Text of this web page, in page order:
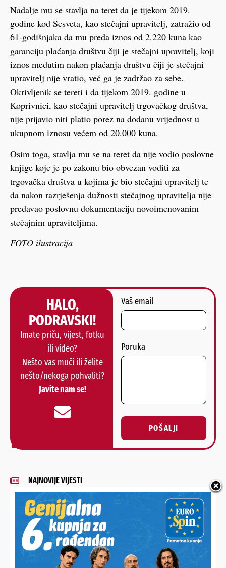
Nadalje mu se stavlja na teret da je tijekom 2019.
godine kod Sesveta, kao stečajni upravitelj, zatražio od
61-godišnjaka da mu preda iznos od 2.220 kuna kao
garanciju plaćanja društvu čiji je stečajni upravitelj, koji
iznos međutim nakon plaćanja društvu čiji je stečajni
upravitelj nije vratio, već ga je zadržao za sebe.
Okrivljenik se tereti i da tijekom 2019. godine u
Koprivnici, kao stečajni upravitelj trgovačkog društva,
nije prijavio niti platio porez na dodanu vrijednost u
ukupnom iznosu većem od 20.000 kuna.
Osim toga, stavlja mu se na teret da nije vodio poslovne
knjige koje je po zakonu bio obvezan voditi za
trgovačka društva u kojima je bio stečajni upravitelj te
da nakon razrješenja dužnosti stečajnog upravitelja nije
predavao poslovnu dokumentaciju novoimenovanim
stečajnim upraviteljima.
FOTO ilustracija
HALO,
PODRAVSKI!
Imate priču, vijest, fotku
ili video?
Nešto vas muči ili želite
nešto/nekoga pohvaliti?
Javite nam se!
Vaš email
Poruka
POŠALJI
Alternative:
NAJNOVIJE VIJESTI